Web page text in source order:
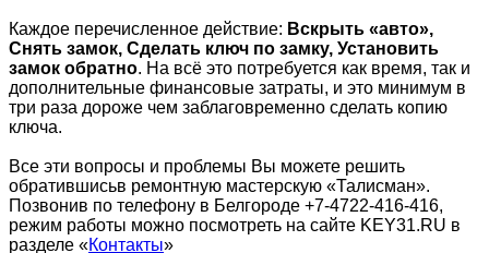
Каждое перечисленное действие: Вскрыть «авто»,
Снять замок, Сделать ключ по замку, Установить
замок обратно. На всё это потребуется как время, так и
дополнительные финансовые затраты, и это минимум в
три раза дороже чем заблаговременно сделать копию
ключа.
Все эти вопросы и проблемы Вы можете решить
обратившисьв ремонтную мастерскую «Талисман».
Позвонив по телефону в Белгороде +7-4722-416-416,
режим работы можно посмотреть на сайте KEY31.RU в
разделе «Контакты»